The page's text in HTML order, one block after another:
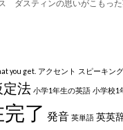
ダスティンの思いがこもっ
you get. アクセント スピーキング
定法 小学1年生の英語 小学校1
了 発音 英単語 英英